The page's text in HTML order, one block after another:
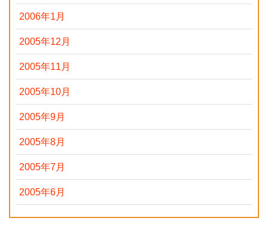
2006年1月
2005年12月
2005年11月
2005年10月
2005年9月
2005年8月
2005年7月
2005年6月